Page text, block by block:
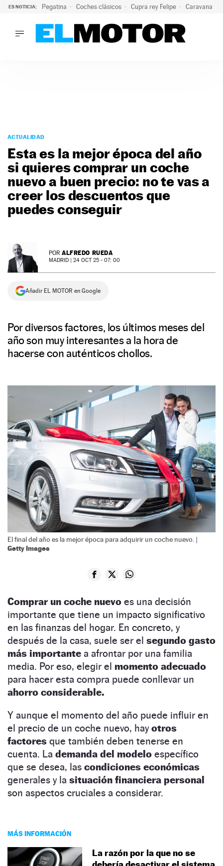
ES NOTICIA: Pegatina Coches clásicos Cupra rey Felipe Caravana
PODCAST
MOTOS
TECNOLOGÍA
SUPERCOCHES
SERVICIOS
SÍGUENOS
ACTUALIDAD
Esta es la mejor época del año
si quieres comprar un coche
nuevo a buen precio: no te vas a
creer los descuentos que
puedes conseguir
POR ALFREDO RUEDA
MADRID | 24 OCT 25 - 07: 00
Añadir EL MOTOR en Google
Por diversos factores, los últimos meses del
año son muy interesantes a la hora de
hacerse con auténticos chollos.
El final del año es la mejor época para adquirir un coche nuevo. |
Getty Images
Comprar un coche nuevo es una decisión
importante que tiene un impacto significativo
en las finanzas del hogar. En concreto, y
después de la casa, suele ser el segundo gasto
más importante a afrontar por una familia
media. Por eso, elegir el momento adecuado
para hacer esta compra puede conllevar un
ahorro considerable.
Y aunque el momento del año puede influir en
el precio de un coche nuevo, hayotros
factores que también deben tenerse en
cuenta. La demanda del modelo específico
que se desea, las condiciones económicas
generales y la situación financiera personal
son aspectos cruciales a considerar.
MÁS INFORMACIÓN
La razón por la que no se